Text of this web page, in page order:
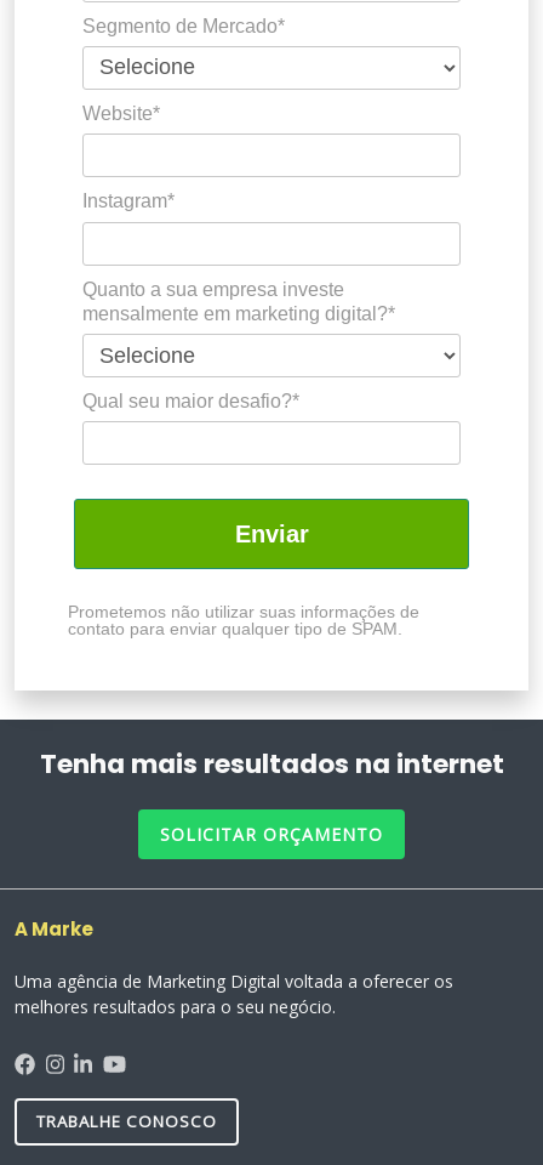
Segmento de Mercado*
Website*
Instagram*
Quanto a sua empresa investe
mensalmente em marketing digital?*
Qual seu maior desafio?*
Enviar
Prometemos não utilizar suas informações de
contato para enviar qualquer tipo de SPAM.
Tenha mais resultados na internet
SOLICITAR ORÇAMENTO
A Marke
Uma agência de Marketing Digital voltada a oferecer os
melhores resultados para o seu negócio.
TRABALHE CONOSCO